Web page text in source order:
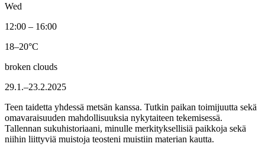
Wed
12:00 – 16:00
18–20°C
broken clouds
29.1.–23.2.2025
Teen taidetta yhdessä metsän kanssa. Tutkin paikan toimijuutta sekä
omavaraisuuden mahdollisuuksia nykytaiteen tekemisessä.
Tallennan sukuhistoriaani, minulle merkityksellisiä paikkoja sekä
niihin liittyviä muistoja teosteni muistiin materian kautta.